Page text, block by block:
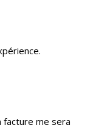
facture me sera